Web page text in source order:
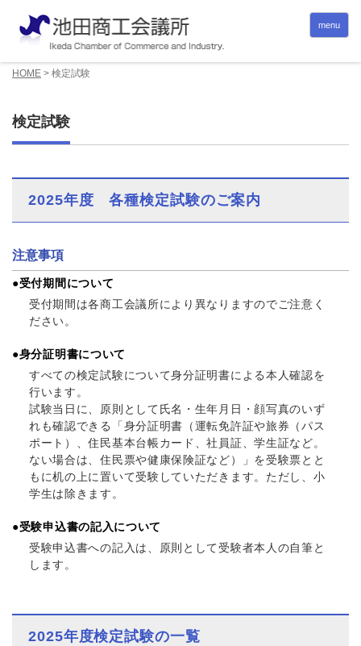
menu
HOME > 検定試験
検定試験
2025年度 各種検定試験のご案内
注意事項
●受付期間について
受付期間は各商工会議所により異なりますのでご注意く
ださい。
●身分証明書について
すべての検定試験について身分証明書による本人確認を
行います。
試験当日に、原則として氏名・生年月日・顔写真のいず
れも確認できる「身分証明書（運転免許証や旅券（パス
ポート）、住民基本台帳カード、社員証、学生証など。
ない場合は、住民票や健康保険証など）」を受験票とと
もに机の上に置いて受験していただきます。ただし、小
学生は除きます。
●受験申込書の記入について
受験申込書への記入は、原則として受験者本人の自筆と
します。
2025年度検定試験の一覧